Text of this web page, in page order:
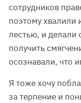
сотрудников
поэтому хвалили
лестью, и делали
получить
осознавали, что
Я тоже хочу
за терпение и